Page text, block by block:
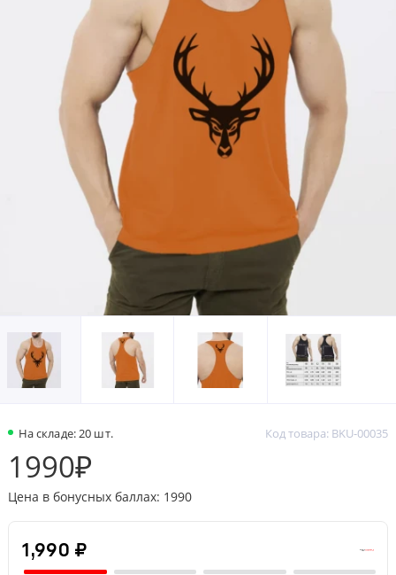
На складе: 20 шт. Код товара: BKU-00035
1990₽
Цена в бонусных баллах: 1990
1,990 ₽